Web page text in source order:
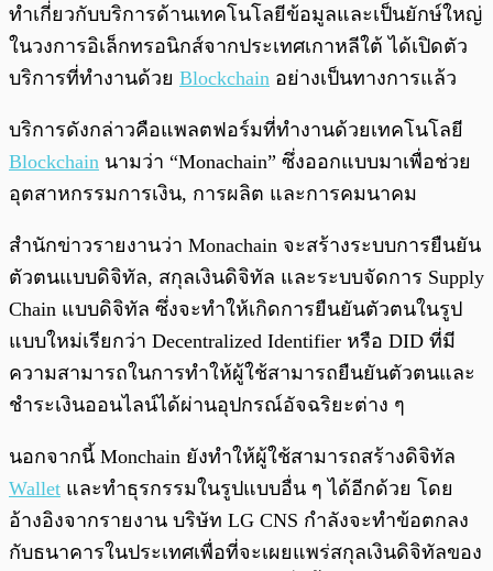
ทำเกี่ยวกับบริการด้านเทคโนโลยีข้อมูลและเป็นยักษ์ใหญ่
ในวงการอิเล็กทรอนิกส์จากประเทศเกาหลีใต้ ได้เปิดตัว
บริการที่ทำงานด้วย Blockchain อย่างเป็นทางการแล้ว
บริการดังกล่าวคือแพลตฟอร์มที่ทำงานด้วยเทคโนโลยี
Blockchain นามว่า “Monachain” ซึ่งออกแบบมาเพื่อช่วย
อุตสาหกรรมการเงิน, การผลิต และการคมนาคม
สำนักข่าวรายงานว่า Monachain จะสร้างระบบการยืนยัน
ตัวตนแบบดิจิทัล, สกุลเงินดิจิทัล และระบบจัดการ Supply
Chain แบบดิจิทัล ซึ่งจะทำให้เกิดการยืนยันตัวตนในรูป
แบบใหม่เรียกว่า Decentralized Identifier หรือ DID ที่มี
ความสามารถในการทำให้ผู้ใช้สามารถยืนยันตัวตนและ
ชำระเงินออนไลน์ได้ผ่านอุปกรณ์อัจฉริยะต่าง ๆ
นอกจากนี้ Monchain ยังทำให้ผู้ใช้สามารถสร้างดิจิทัล
Wallet และทำธุรกรรมในรูปแบบอื่น ๆ ได้อีกด้วย โดย
อ้างอิงจากรายงาน บริษัท LG CNS กำลังจะทำข้อตกลง
กับธนาคารในประเทศเพื่อที่จะเผยแพร่สกุลเงินดิจิทัลของ